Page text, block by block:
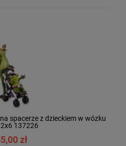
spacerze z dzieckiem w wózku
137226
zł